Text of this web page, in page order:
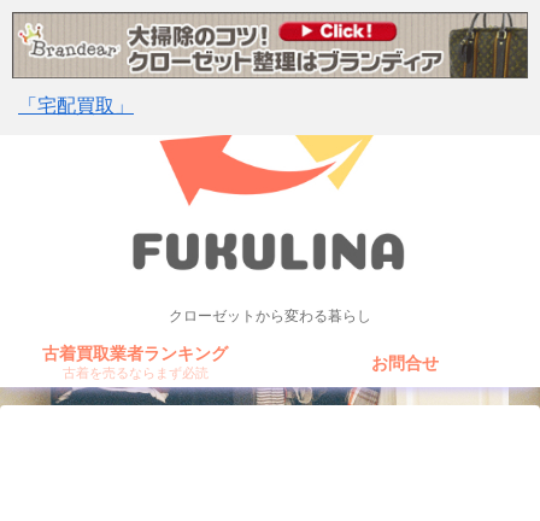
クローゼットから変わる暮らし
古着買取業者ランキング
古着を売るならまず必読 お問合せ
「宅配買取」